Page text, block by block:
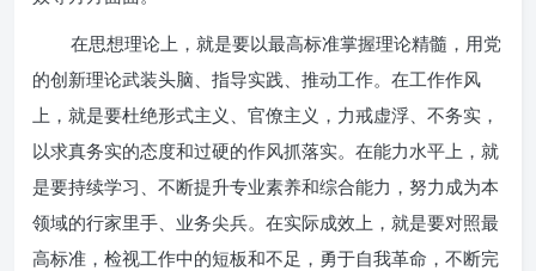
在思想理论上，就是要以最高标准掌握理论精髓，用党
的创新理论武装头脑、指导实践、推动工作。在工作作风
上，就是要杜绝形式主义、官僚主义，力戒虚浮、不务实，
以求真务实的态度和过硬的作风抓落实。在能力水平上，就
是要持续学习、不断提升专业素养和综合能力，努力成为本
领域的行家里手、业务尖兵。在实际成效上，就是要对照最
高标准，检视工作中的短板和不足，勇于自我革命，不断完